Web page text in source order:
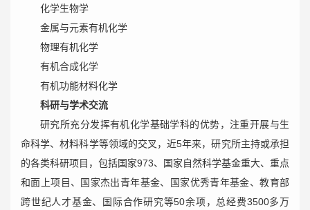
化学生物学
金属与元素有机化学
物理有机化学
有机合成化学
有机功能材料化学
科研与学术交流
研究所充分发挥有机化学基础学科的优势，注重开展与生
命科学、材料科学等领域的交叉，近5年来，研究所主持或承担
的各类科研项目，包括国家973、国家自然科学基金重大、重点
和面上项目、国家杰出青年基金、国家优秀青年基金、教育部
跨世纪人才基金、国际合作研究等50余项，总经费3500多万